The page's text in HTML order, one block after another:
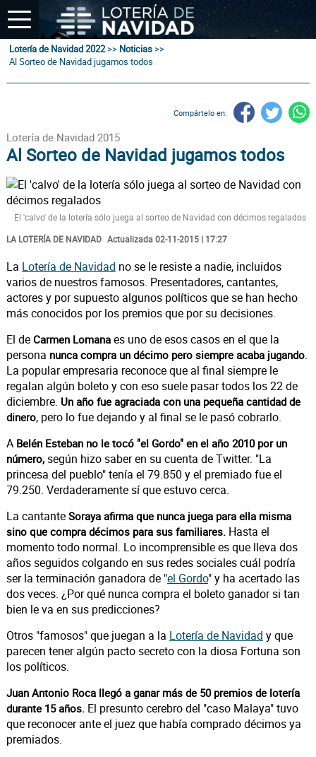
Lotería de Navidad 2022>> Noticias>>
Al Sorteo de Navidad jugamos todos
Compártelo en:
Lotería de Navidad 2015
Al Sorteo de Navidad jugamos todos
El 'calvo' de la lotería sólo juega al sorteo de Navidad con décimos regalados
LA LOTERÍA DE NAVIDAD Actualizada 02-11-2015 | 17:27
La Lotería de Navidad no se le resiste a nadie, incluidos
varios de nuestros famosos. Presentadores, cantantes,
actores y por supuesto algunos políticos que se han hecho
más conocidos por los premios que por su decisiones.
El de Carmen Lomanaes uno de esos casos en el que la
persona nunca compra un décimo pero siempre acaba jugando.
La popular empresaria reconoce que al final siempre le
regalan algún boleto y con eso suele pasar todos los 22 de
diciembre. Un año fue agraciada con una pequeña cantidad de
dinero, pero lo fue dejando y al final se le pasó cobrarlo.
A Belén Esteban no le tocó "el Gordo" en el año 2010 por un
número,según hizo saber en su cuenta de Twitter. "La
princesa del pueblo" tenía el 79.850 y el premiado fue el
79.250. Verdaderamente sí que estuvo cerca.
La cantante Soraya afirma que nunca juega para ella misma
sino que compra décimos para sus familiares. Hasta el
momento todo normal. Lo incomprensible es que lleva dos
años seguidos colgando en sus redes sociales cuál podría
ser la terminación ganadora de "el Gordo" y ha acertado las
dos veces. ¿Por qué nunca compra el boleto ganador si tan
bien le va en sus predicciones?
Otros "famosos" que juegan a la Lotería de Navidad y que
parecen tener algún pacto secreto con la diosa Fortuna son
los políticos.
Juan Antonio Roca llegó a ganar más de 50 premios de lotería
durante 15 años.El presunto cerebro del "caso Malaya" tuvo
que reconocer ante el juez que había comprado décimos ya
premiados.